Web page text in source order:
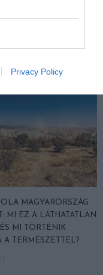
Privacy Policy
MAGYARORSZÁG
MI EZ A LÁTHATATLAN
MI TÖRTÉNIK
A TERMÉSZETTEL?